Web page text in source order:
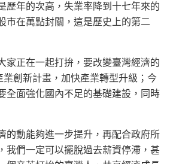
歷年的次高，失業率降到十七年來的
市在萬點封關，這是歷史上的第二
家正在一起打拚，要改變臺灣經濟的
創新計畫，加快產業轉型升級；今
全面強化國內不足的基礎建設，同時
的動能夠進一步提升，再配合政府所
我們一定可以擺脫過去薪資停滯，甚